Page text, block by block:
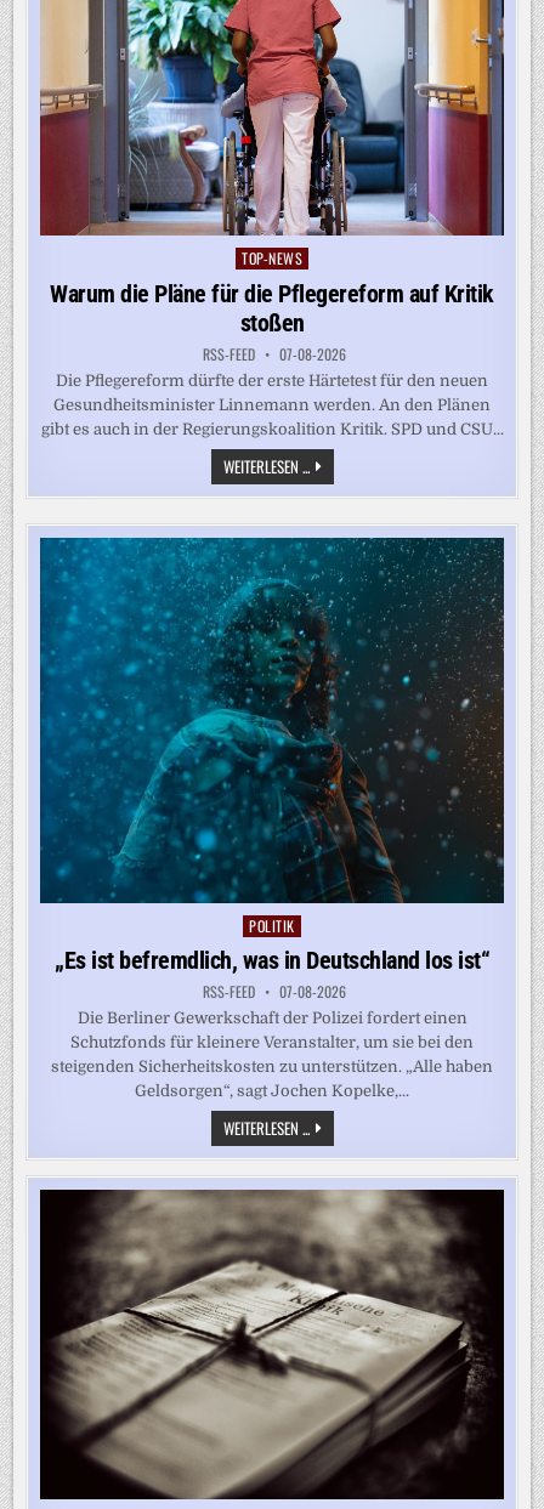
Posted
TOP-NEWS
Warum die Pläne für die Pflegereform auf Kritik
stoßen
RSS-FEED 07-08-2026
Die Pflegereform dürfte der erste Härtetest für den neuen
Gesundheitsminister Linnemann werden. An den Plänen
gibt es auch in der Regierungskoalition Kritik. SPD und CSU...
WEITERLESEN ... WARUM
DIE
PLÄNE
DIE
PFLEGEREFORM
AUF
KRITIK
STOSSEN
Posted
POLITIK
„Es ist befremdlich, was in Deutschland los ist“
RSS-FEED 07-08-2026
Die Berliner Gewerkschaft der Polizei fordert einen
Schutzfonds für kleinere Veranstalter, um sie bei den
steigenden Sicherheitskosten zu unterstützen. „Alle haben
Geldsorgen“, sagt Jochen Kopelke,...
WEITERLESEN ...„ES
IST
BEFREMDLICH,
WAS
IN
DEUTSCHLAND
LOS
IST“